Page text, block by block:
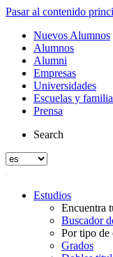
Pasar al contenido
Nuevos Alumnos
Alumnos
Alumni
Empresas
Universidades
Escuelas y
Prensa
Search
Estudios
Encuentra
Buscador
Por tipo de
Grados